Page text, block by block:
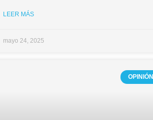
LEER MÁS
mayo 24, 2025
OPINIÓN